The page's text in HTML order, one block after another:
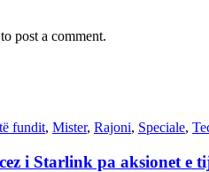
to post a comment.
fundit, Mister, Rajoni, Speciale,
i Starlink pa aksionet e